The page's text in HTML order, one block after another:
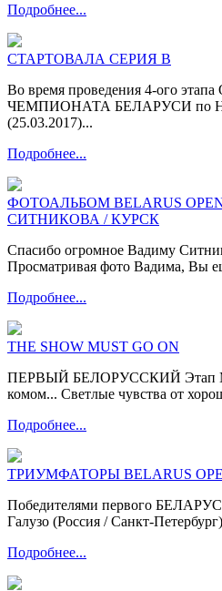
Подробнее...
СТАРТОВАЛА СЕРИЯ В
Во время проведения 4-ого
ЧЕМПИОНАТА БЕЛАРУСИ по НХ
(25.03.2017)...
Подробнее...
ФОТОАЛЬБОМ BELARUS
СИТНИКОВА / КУРСК
Спасибо огромное Вадиму
Просматривая фото Вадима, Вы
Подробнее...
THE SHOW MUST GO ON
ПЕРВЫЙ БЕЛОРУССКИЙ Этап
комом... Светлые чувства от
Подробнее...
ТРИУМФАТОРЫ BELARUS
Победителями первого
Галузо (Россия / Санкт-
Подробнее...